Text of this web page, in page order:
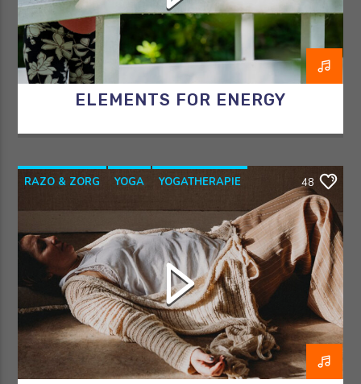
ELEMENTS FOR ENERGY
RAZO & ZORG YOGA
YOGATHERAPIE
YOGAWITHBIDDY
48